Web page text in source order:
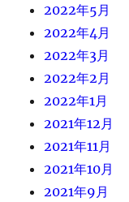
2022年5月
2022年4月
2022年3月
2022年2月
2022年1月
2021年12月
2021年11月
2021年10月
2021年9月